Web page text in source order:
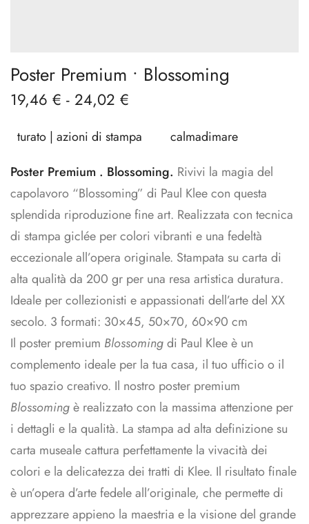
Poster Premium • Blossoming
19,46 € - 24,02 €
turato | azioni di stampa
calmadimare
Poster Premium . Blossoming. Rivivi la magia del
capolavoro “Blossoming” di Paul Klee con questa
splendida riproduzione fine art. Realizzata con tecnica
di stampa giclée per colori vibranti e una fedeltà
eccezionale all’opera originale. Stampata su carta di
alta qualità da 200 gr per una resa artistica duratura.
Ideale per collezionisti e appassionati dell’arte del XX
secolo. 3 formati: 30×45, 50×70, 60×90 cm
Il poster premium Blossomingdi Paul Klee è un
complemento ideale per la tua casa, il tuo ufficio o il
tuo spazio creativo. Il nostro poster premium
Blossomingè realizzato con la massima attenzione per
i dettagli e la qualità. La stampa ad alta definizione su
carta museale cattura perfettamente la vivacità dei
colori e la delicatezza dei tratti di Klee. Il risultato finale
è un’opera d’arte fedele all’originale, che permette di
apprezzare appieno la maestria e la visione del grande